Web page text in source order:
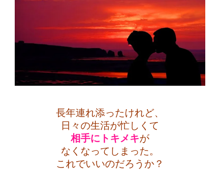
長年連れ添ったけれど、
日々の生活が忙しくて
相手にトキメキが
なくなってしまった。
これでいいのだろうか？